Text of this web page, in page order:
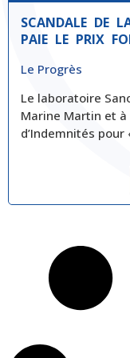
SCANDALE DE
PAIE LE PRIX
Le Progrès
Le laboratoire
Marine Martin et
d’Indemnités